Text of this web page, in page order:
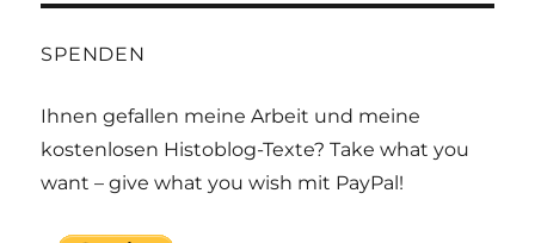
SPENDEN
Ihnen gefallen meine Arbeit und meine
kostenlosen Histoblog-Texte? Take what you
want – give what you wish mit PayPal!